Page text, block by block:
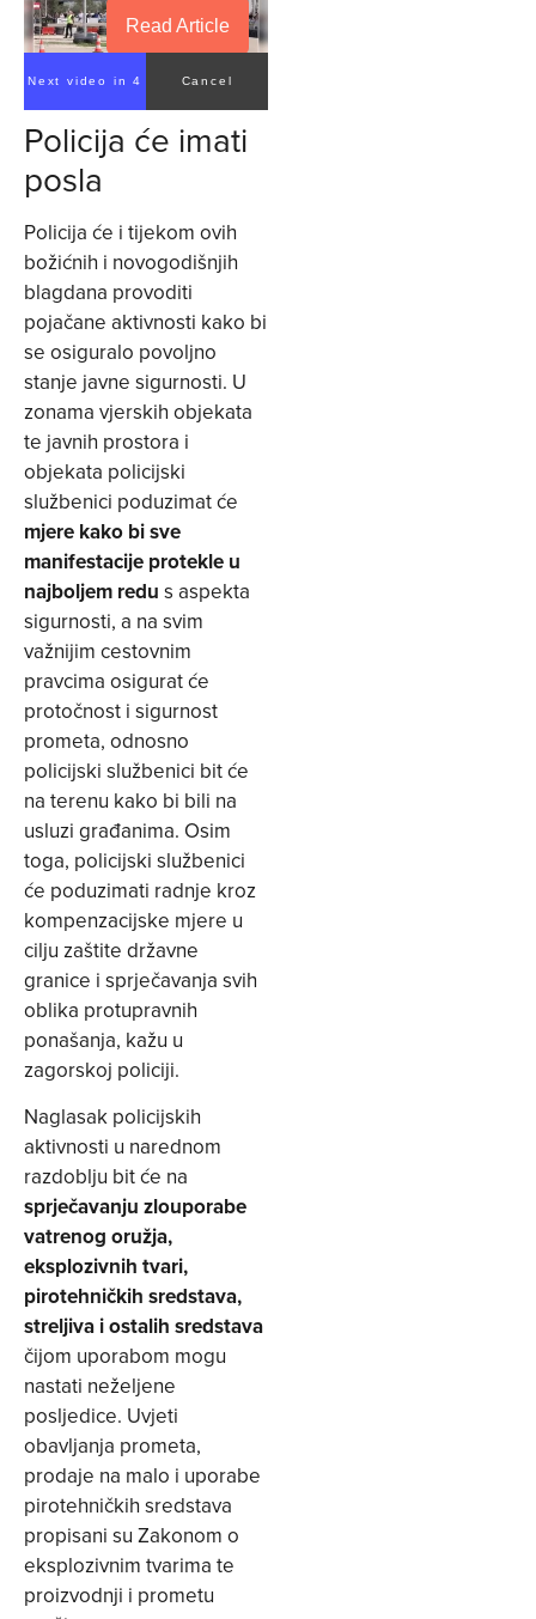
Read Article
Next video in 3 Cancel
Policija će imati
posla
Policija će i tijekom ovih
božićnih i novogodišnjih
blagdana provoditi
pojačane aktivnosti kako bi
se osiguralo povoljno
stanje javne sigurnosti. U
zonama vjerskih objekata
te javnih prostora i
objekata policijski
službenici poduzimat će
mjere kako bi sve
manifestacije protekle u
najboljem redu s aspekta
sigurnosti, a na svim
važnijim cestovnim
pravcima osigurat će
protočnost i sigurnost
prometa, odnosno
policijski službenici bit će
na terenu kako bi bili na
usluzi građanima. Osim
toga, policijski službenici
će poduzimati radnje kroz
kompenzacijske mjere u
cilju zaštite državne
granice i sprječavanja svih
oblika protupravnih
ponašanja, kažu u
zagorskoj policiji.
Naglasak policijskih
aktivnosti u narednom
razdoblju bit će na
sprječavanju zlouporabe
vatrenog oružja,
eksplozivnih tvari,
pirotehničkih sredstava,
streljiva i ostalih sredstava
čijom uporabom mogu
nastati neželjene
posljedice. Uvjeti
obavljanja prometa,
prodaje na malo i uporabe
pirotehničkih sredstava
propisani su Zakonom o
eksplozivnim tvarima te
proizvodnji i prometu